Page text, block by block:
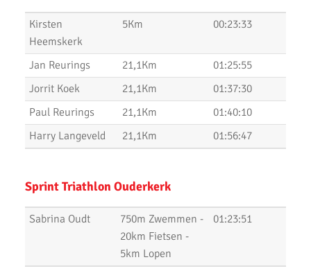
Uitslagen 12 Minuten Test (Februari 2021)
Marathon van Uithoorn 2020
AKU 10K Tijdloop
AKU Kipchoge Challenge 2020
Uitslagen 1 maart 2020
Uitslagen Midwinter Marathon Apeldoorn 2020
Uitslagen Uithoorns Mooiste 2020
Kirsten
Heemskerk
5Km 00:23:33
Jan Reurings 21,1Km
01:25:55
Jorrit Koek
21,1Km
01:37:30
Paul Reurings
21,1Km
01:40:10
Harry Langeveld
21,1Km 01:56:47
Sprint Triathlon Ouderkerk
Sabrina Oudt
750m Zwemmen -
20km Fietsen -
5km Lopen
01:23:51